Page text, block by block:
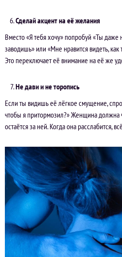
Сделай акцент на её желания
Вместо «Я тебя хочу» попробуй «Ты даже
заводишь» или «Мне нравится видеть,
Это переключает её внимание на её же
Не дави и не торопись
Если ты видишь её лёгкое смущение,
чтобы я притормозил?»Женщина должна
остаётся за ней. Когда она расслабится,